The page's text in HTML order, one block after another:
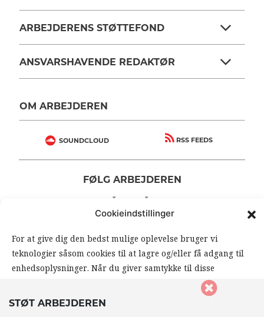
Cookieindstillinger
For at give dig den bedst mulige oplevelse bruger vi
teknologier såsom cookies til at lagre og/eller få adgang til
enhedsoplysninger. Når du giver samtykke til disse
teknologier, giver du os mulighed for at behandle data såsom
din browseradfærd eller unikke ID’er på dette website. Hvis
STØT ARBEJDEREN
ARBEJDERENS STØTTEFOND
ANSVARSHAVENDE REDAKTØR
OM ARBEJDEREN
SOUNDCLOUD RSS FEEDS
FØLG ARBEJDEREN
| |
© 2026 Arbejderen. Alle rettigheder forbeholdes.